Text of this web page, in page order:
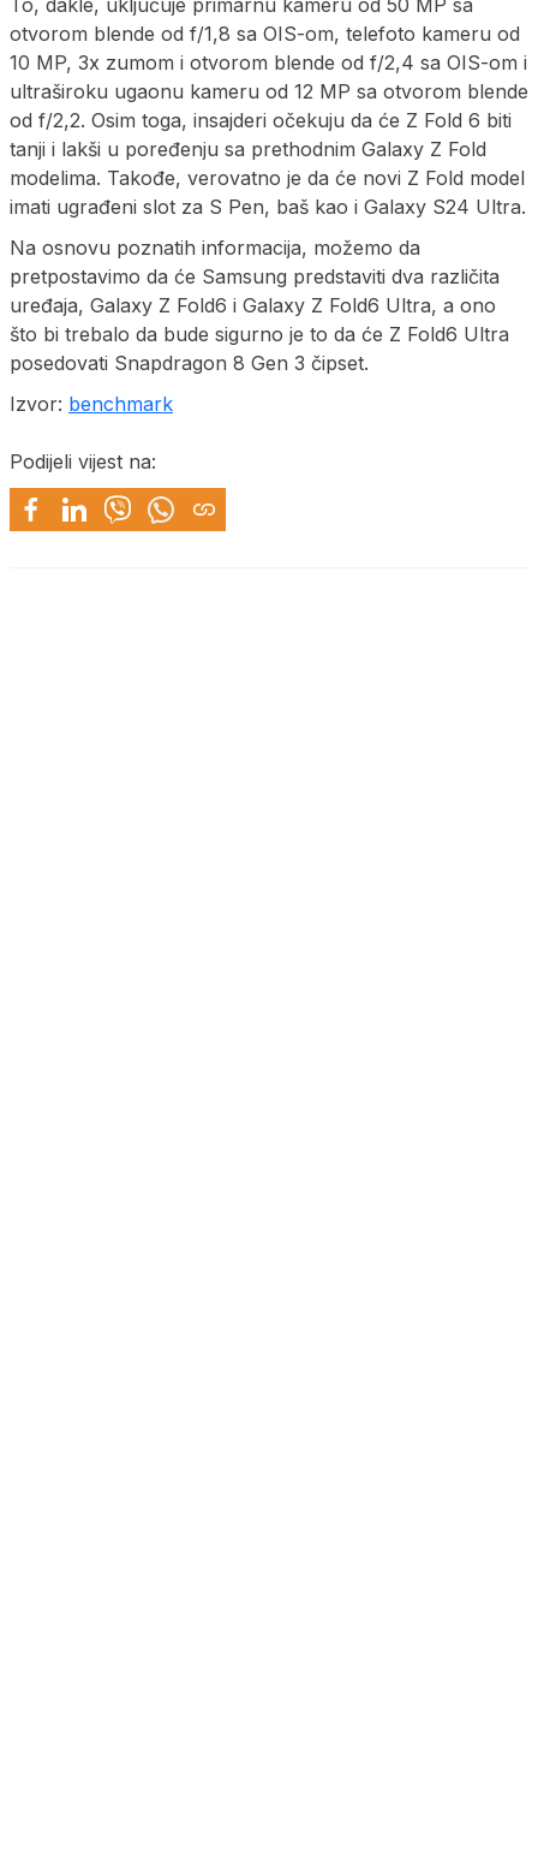
otvorom blende od f/1,8 sa OIS-om, telefoto kameru od
10 MP, 3x zumom i otvorom blende od f/2,4 sa OIS-om i
ultraširoku ugaonu kameru od 12 MP sa otvorom blende
od f/2,2. Osim toga, insajderi očekuju da će Z Fold 6 biti
tanji i lakši u poređenju sa prethodnim Galaxy Z Fold
modelima. Takođe, verovatno je da će novi Z Fold model
imati ugrađeni slot za S Pen, baš kao i Galaxy S24 Ultra.
Na osnovu poznatih informacija, možemo da
pretpostavimo da će Samsung predstaviti dva različita
uređaja, Galaxy Z Fold6 i Galaxy Z Fold6 Ultra, a ono
što bi trebalo da bude sigurno je to da će Z Fold6 Ultra
posedovati Snapdragon 8 Gen 3 čipset.
Izvor: benchmark
Podijeli vijest na: